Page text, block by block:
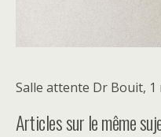
Salle attente Dr Bouit,
Articles sur le même